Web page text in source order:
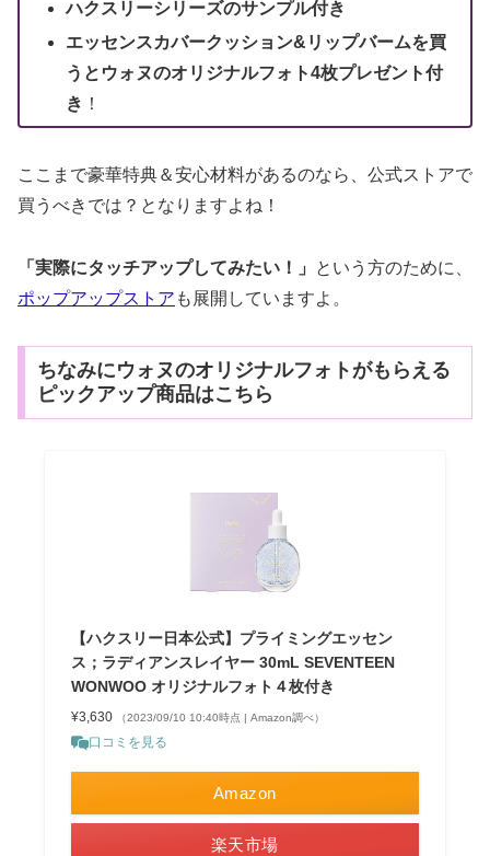
ハクスリーシリーズのサンプル付き
エッセンスカバークッション&リップバームを買
うとウォヌのオリジナルフォト4枚プレゼント付
き ！
ここまで豪華特典＆安心材料があるのなら、公式ストアで
買うべきでは？となりますよね！
「実際にタッチアップしてみたい！」
という方のために、
ポップアップストア も展開していますよ。
ちなみにウォヌのオリジナルフォトがもらえる
ピックアップ商品はこちら
【ハクスリー日本公式】プライミングエッセン
ス；ラディアンスレイヤー 30mL SEVENTEEN
WONWOO オリジナルフォト４枚付き
¥3,630 （2023/09/10 10:40時点 | Amazon調べ）
口コミを見る
Amazon
楽天市場